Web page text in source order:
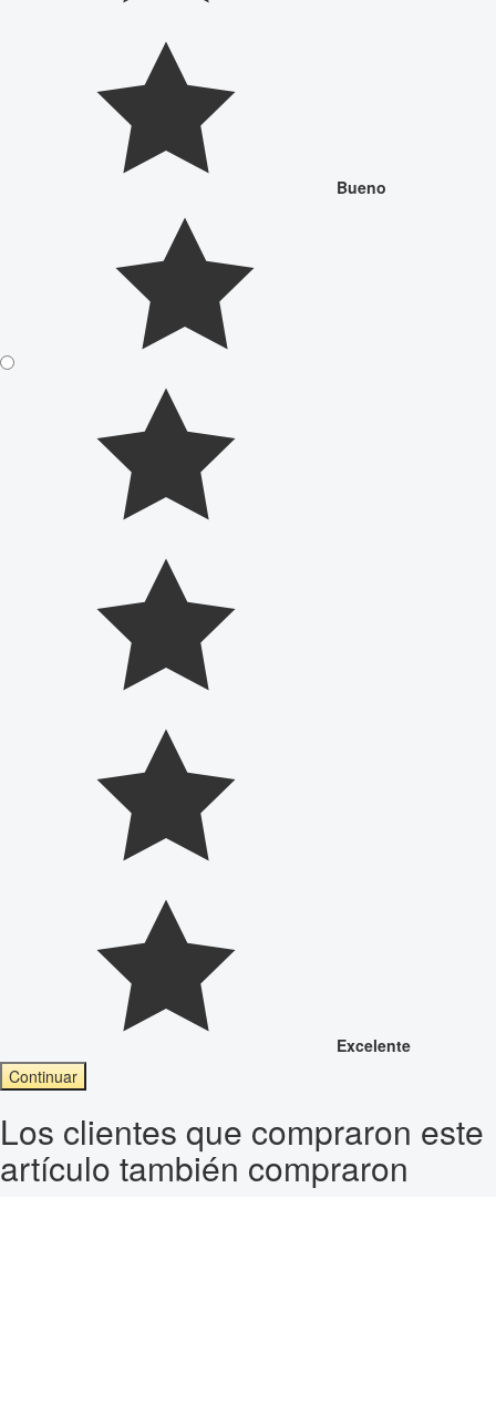
Bueno
Excelente
Continuar
Los clientes que compraron este
artículo también compraron